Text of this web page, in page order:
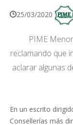
25/03/2020
PIME
reclamando que
aclarar algunas
En un escrito
Consellerías más